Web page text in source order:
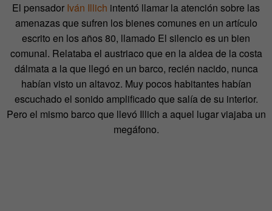
El pensador Iván Illich intentó llamar la atención sobre las
amenazas que sufren los bienes comunes en un artículo
escrito en los años 80, llamado El silencio es un bien
comunal. Relataba el austriaco que en la aldea de la costa
dálmata a la que llegó en un barco, recién nacido, nunca
habían visto un altavoz. Muy pocos habitantes habían
escuchado el sonido amplificado que salía de su interior.
Pero el mismo barco que llevó Illich a aquel lugar viajaba un
megáfono.